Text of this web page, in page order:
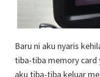
Baru ni aku nyaris
tiba-tiba memory card
aku tiba-tiba keluar